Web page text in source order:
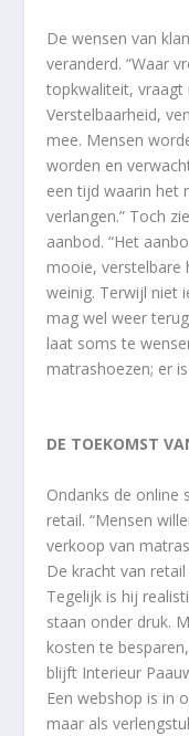
De wensen van
veranderd. “Waar
topkwaliteit,
Verstelbaarheid,
mee. Mensen
worden en
een tijd waarin het
verlangen.” Toch
aanbod. “Het
mooie, verstelbare
weinig. Terwijl niet
mag wel weer
laat soms te
matrashoezen; er
DE TOEKOMST
Ondanks de online
retail. “Mensen
verkoop van
De kracht van
Tegelijk is hij
staan onder druk.
kosten te
blijft Interieur
Een webshop is in
maar als